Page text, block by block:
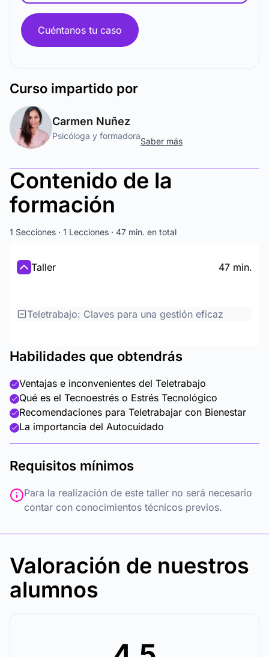
Cuéntanos tu caso
Curso impartido por
Carmen Nuñez
Psicóloga y formadora
Saber más
Contenido de la
formación
1 Secciones · 1 Lecciones · 47 min. en total
Taller 47 min.
Teletrabajo: Claves para una gestión eficaz
Habilidades que obtendrás
Ventajas e inconvenientes del Teletrabajo
Qué es el Tecnoestrés o Estrés Tecnológico
Recomendaciones para Teletrabajar con Bienestar
La importancia del Autocuidado
Requisitos mínimos
Para la realización de este taller no será necesario
contar con conocimientos técnicos previos.
Valoración de nuestros
alumnos